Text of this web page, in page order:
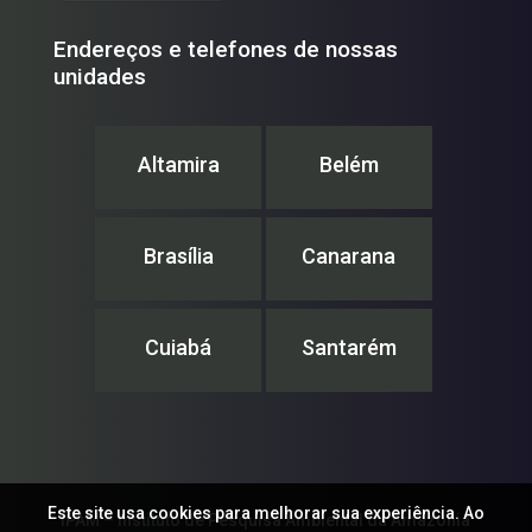
Endereços e telefones de nossas
unidades
Altamira Belém
Brasília Canarana
Cuiabá Santarém
IPAM – Instituto de Pesquisa Ambiental da Amazônia
Este site usa cookies para melhorar sua experiência. Ao